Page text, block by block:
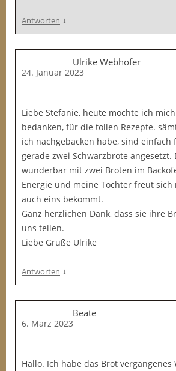
Antworten ↓
Ulrike Webhofer
24. Januar 2023
Liebe Stefanie, heute möchte ich
bedanken, für die tollen Rezepte.
ich nachgebacken habe, sind einfach
gerade zwei Schwarzbrote angesetzt.
wunderbar mit zwei Broten im
Energie und meine Tochter freut sich
auch eins bekommt.
Ganz herzlichen Dank, dass sie ihre
uns teilen.
Liebe Grüße Ulrike
Antworten ↓
Beate
6. März 2023
Hallo. Ich habe das Brot vergangenes